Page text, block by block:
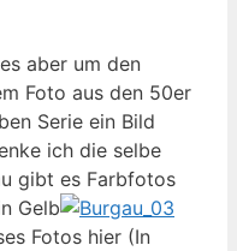
aber um den
Foto aus den 50er
Serie ein Bild
ich die selbe
gibt es Farbfotos
Gelb
Fotos hier (In